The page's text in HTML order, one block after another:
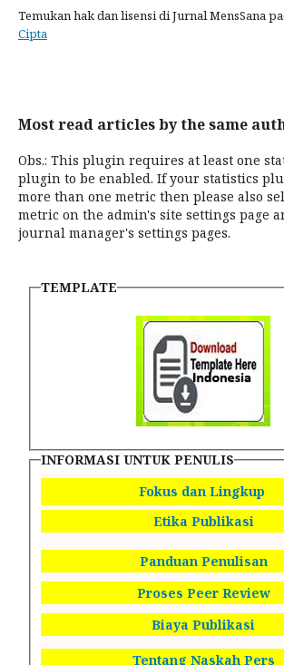
Temukan hak dan lisensi di Jurnal MensSana
Cipta
Most read articles by the same
Obs.: This plugin requires at least one
plugin to be enabled. If your statistics
more than one metric then please also
metric on the admin's site settings page
journal manager's settings pages.
TEMPLATE
INFORMASI UNTUK PENULIS
Fokus dan Lingkup
Etika Publikasi
Panduan Penulisan
Proses Peer Review
Biaya Publikasi
Tentang Naskah Pers